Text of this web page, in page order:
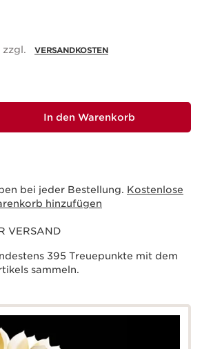
zzgl. VERSANDKOSTEN
In den Warenkorb
bei jeder Bestellung. Kostenlose
hinzufügen
VERSAND
395 Treuepunkte mit dem
sammeln.